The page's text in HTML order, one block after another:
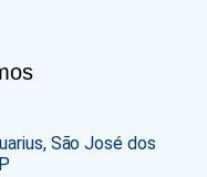
São José dos